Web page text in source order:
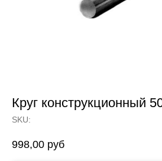
Круг конструкционный
SKU:
998,00 руб